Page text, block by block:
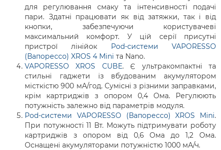
для регулювання смаку та інтенсивності подачі
пари. Здатні працювати як від затяжки, так і від
кнопки, забезпечуючи користувачеві
максимальний комфорт. У цій серії присутні
пристрої лінійок Pod-системи VAPORESSO
(Вапорессо) XROS 4 Mini та Nano.
VAPORESSO XROS CUBE. Є ультракомпактні та
стильні гаджети із вбудованим акумулятором
місткістю 900 мА/год. Сумісні з різними заправками,
крім картриджів з опором 0,4 Ома. Регулюють
потужність залежно від параметрів модуля.
Pod-системи VAPORESSO (Вапорессо) XROS Mini.
При потужності 11 Вт. Можуть підтримувати роботу
картриджів з опором від 0,6 Ома до 1,2 Ома.
Оснащені акумуляторами потужністю 1000 мА/ч.